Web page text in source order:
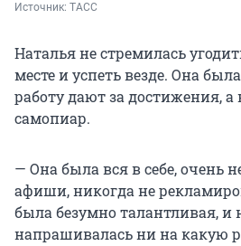
Источник: ТАСС
Наталья не стремилась
месте и успеть везде. Она
работу дают за достижения, а
самопиар.
— Она была вся в себе, очень
афиши, никогда не
была безумно талантливая, и
напрашивалась ни на какую